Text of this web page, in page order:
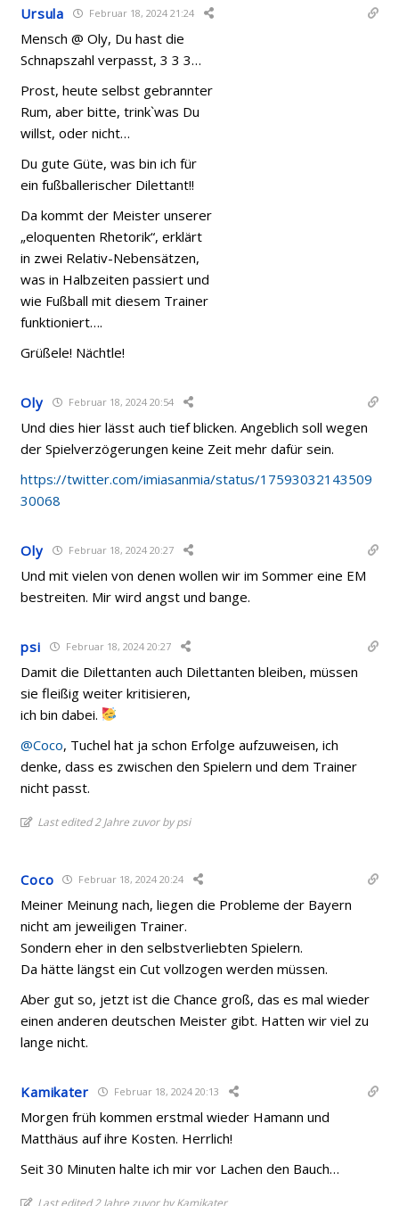
Ursula Februar 18, 2024 21:24
Mensch @ Oly, Du hast die
Schnapszahl verpasst, 3 3 3…
Prost, heute selbst gebrannter
Rum, aber bitte, trink`was Du
willst, oder nicht…
Du gute Güte, was bin ich für
ein fußballerischer Dilettant!!
Da kommt der Meister unserer
„eloquenten Rhetorik“, erklärt
in zwei Relativ-Nebensätzen,
was in Halbzeiten passiert und
wie Fußball mit diesem Trainer
funktioniert….
Grüßele! Nächtle!
Oly Februar 18, 2024 20:54
Und dies hier lässt auch tief blicken. Angeblich soll wegen
der Spielverzögerungen keine Zeit mehr dafür sein.
https://twitter.com/imiasanmia/status/17593032143509
30068
Oly Februar 18, 2024 20:27
Und mit vielen von denen wollen wir im Sommer eine EM
bestreiten. Mir wird angst und bange.
psi Februar 18, 2024 20:27
Damit die Dilettanten auch Dilettanten bleiben, müssen
sie fleißig weiter kritisieren,
ich bin dabei.
@Coco, Tuchel hat ja schon Erfolge aufzuweisen, ich
denke, dass es zwischen den Spielern und dem Trainer
nicht passt.
Last edited 2 Jahre zuvor by psi
Coco Februar 18, 2024 20:24
Meiner Meinung nach, liegen die Probleme der Bayern
nicht am jeweiligen Trainer.
Sondern eher in den selbstverliebten Spielern.
Da hätte längst ein Cut vollzogen werden müssen.
Aber gut so, jetzt ist die Chance groß, das es mal wieder
einen anderen deutschen Meister gibt. Hatten wir viel zu
lange nicht.
Kamikater Februar 18, 2024 20:13
Morgen früh kommen erstmal wieder Hamann und
Matthäus auf ihre Kosten. Herrlich!
Seit 30 Minuten halte ich mir vor Lachen den Bauch…
Last edited 2 Jahre zuvor by Kamikater